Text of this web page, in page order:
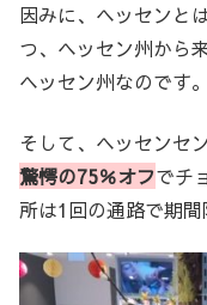
因みに、ヘッセンと
つ、ヘッセン州から
ヘッセン州なのです。
そして、ヘッセンセ
驚愕の75％オフでチ
所は1回の通路で期間